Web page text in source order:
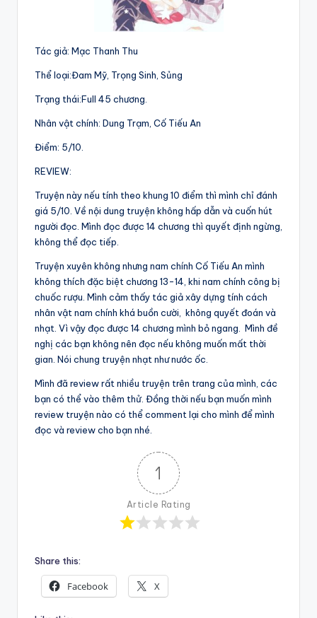
Tác giả: Mạc Thanh Thu
Thể loại:Đam Mỹ, Trọng Sinh, Sủng
Trạng thái:Full 45 chương.
Nhân vật chính: Dung Trạm, Cố Tiếu An
Điểm: 5/10.
REVIEW:
Truyện này nếu tính theo khung 10 điểm thì mình chỉ đánh
giá 5/10. Về nội dung truyện không hấp dẫn và cuốn hút
người đọc. Mình đọc được 14 chương thì quyết định ngừng,
không thể đọc tiếp.
Truyện xuyên không nhưng nam chính Cố Tiếu An mình
không thích đặc biệt chương 13-14, khi nam chính công bị
chuốc rượu. Mình cảm thấy tác giả xây dựng tính cách
nhân vật nam chính khá buồn cười, không quyết đoán và
nhạt. Vì vậy đọc được 14 chương mình bỏ ngang. Mình đề
nghị các bạn không nên đọc nếu không muốn mất thời
gian. Nói chung truyện nhạt như nước ốc.
Mình đã review rất nhiều truyện trên trang của mình, các
bạn có thể vào thêm thử. Đồng thời nếu bạn muốn mình
review truyện nào có thể comment lại cho mình để mình
đọc và review cho bạn nhé.
1
Article Rating
Share this:
Facebook X